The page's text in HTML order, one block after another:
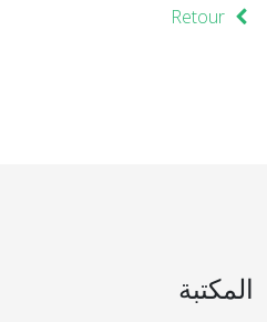
Retour
المكتبة